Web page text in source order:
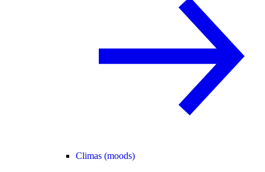
Climas (moods)